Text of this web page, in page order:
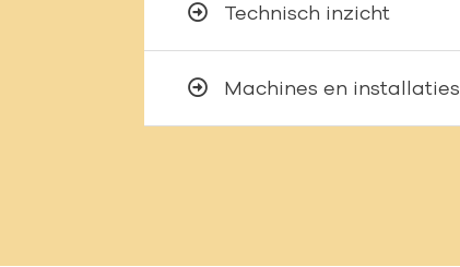
Technisch inzicht
Machines en installaties